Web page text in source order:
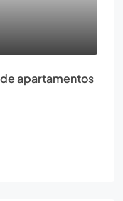
apartamentos